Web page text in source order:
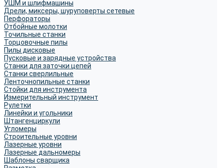
УШМ и шлифмашины
Дрели, миксеры, шуруповерты сетевые
Перфораторы
Отбойные молотки
Точильные станки
Торцовочные пилы
Пилы дисковые
Пусковые и зарядные устройства
Станки для заточки цепей
Станки сверлильные
Ленточнопильные станки
Стойки для инструмента
Измерительный инструмент
Рулетки
Линейки и угольники
Штангенциркули
Угломеры
Строительные уровни
Лазерные уровни
Лазерные дальномеры
Шаблоны сварщика